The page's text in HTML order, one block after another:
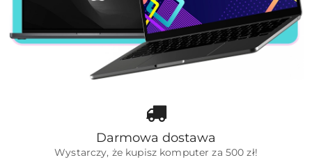
Darmowa dostawa
Wystarczy, że kupisz komputer za 500 zł!